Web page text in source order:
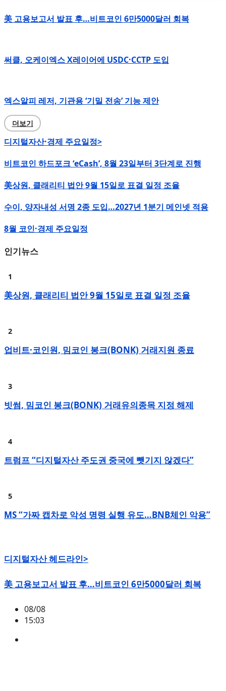
美 고용보고서 발표 후…비트코인 6만5000달러 회복
써클, 오케이엑스 X레이어에 USDC·CCTP 도입
엑스알피 레저, 기관용 ‘기밀 전송’ 기능 제안
더보기
디지털자산·경제 주요일정>
비트코인 하드포크 ‘eCash’, 8월 23일부터 3단계로 진행
美상원, 클래리티 법안 9월 15일로 표결 일정 조율
수이, 양자내성 서명 2종 도입…2027년 1분기 메인넷 적용
8월 코인·경제 주요일정
인기뉴스
美상원, 클래리티 법안 9월 15일로 표결 일정 조율
업비트·코인원, 밈코인 봉크(BONK) 거래지원 종료
빗썸, 밈코인 봉크(BONK) 거래유의종목 지정 해제
트럼프 “디지털자산 주도권 중국에 뺏기지 않겠다”
MS “가짜 캡차로 악성 명령 실행 유도…BNB체인 악용”
디지털자산 헤드라인>
美 고용보고서 발표 후…비트코인 6만5000달러 회복
08/08
15:03